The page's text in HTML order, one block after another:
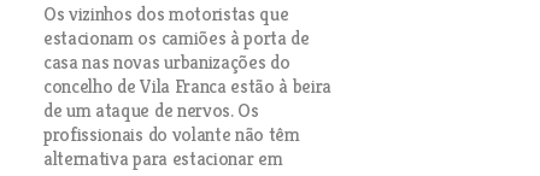
Os vizinhos dos motoristas que
estacionam os camiões à porta de
casa nas novas urbanizações do
concelho de Vila Franca estão à beira
de um ataque de nervos. Os
profissionais do volante não têm
alternativa para estacionar em